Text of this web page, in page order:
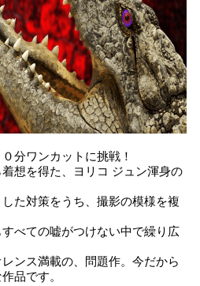
分ワンカットに挑戦！
着想を得た、ヨリコ ジュン渾身の
た対策をうち、撮影の模様を複
べての嘘がつけない中で繰り広
ンス満載の、問題作。今だから
品です。